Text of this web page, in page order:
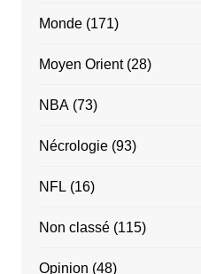
Monde(171)
Moyen Orient(28)
NBA(73)
Nécrologie(93)
NFL (16)
Non classé(115)
Opinion (48)